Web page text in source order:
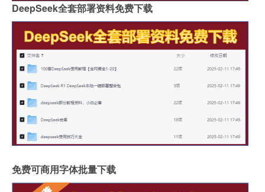
DeepSeek全套部署资料免费下载
免费可商用字体批量下载